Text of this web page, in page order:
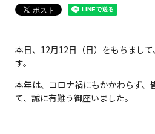
本日、12月12日（日）をもちまし
す。
本年は、コロナ禍にもかかわらず、
て、誠に有難う御座いました。